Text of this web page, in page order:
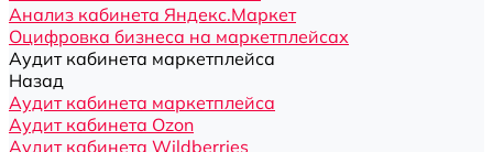
Анализ кабинета Яндекс.Маркет
Оцифровка бизнеса на маркетплейсах
Аудит кабинета маркетплейса
Назад
Аудит кабинета маркетплейса
Аудит кабинета Ozon
Аудит кабинета Wildberries